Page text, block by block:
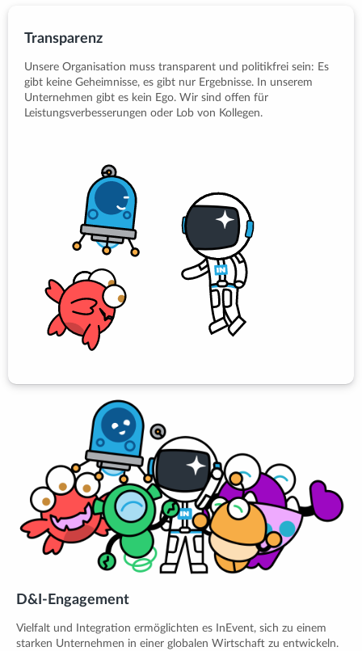
Transparenz
Unsere Organisation muss transparent und politikfrei sein: Es
gibt keine Geheimnisse, es gibt nur Ergebnisse. In unserem
Unternehmen gibt es kein Ego. Wir sind offen für
Leistungsverbesserungen oder Lob von Kollegen.
D&I-Engagement
Vielfalt und Integration ermöglichten es InEvent, sich zu einem
starken Unternehmen in einer globalen Wirtschaft zu entwickeln.